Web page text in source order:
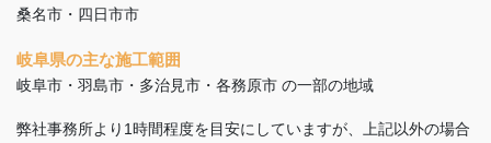
桑名市・四日市市
岐阜県の主な施工範囲
岐阜市・羽島市・多治見市・各務原市 の一部の地域
弊社事務所より1時間程度を目安にしていますが、上記以外の場合